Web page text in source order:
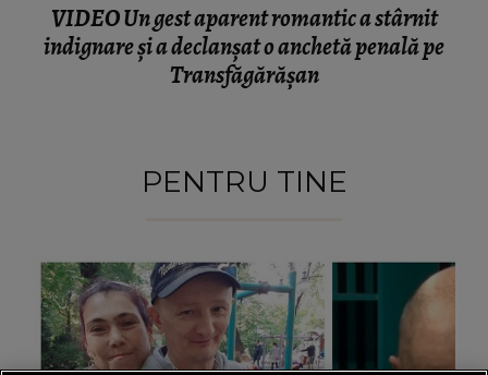
VIDEO Un gest aparent romantic a stârnit
indignare și a declanșat o anchetă penală pe
Transfăgărășan
PENTRU TINE